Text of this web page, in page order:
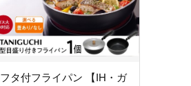
フタ付フライパン 【IH・ガ